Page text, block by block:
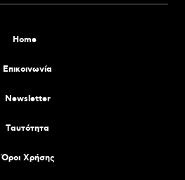
Home
Επικοινωνία
Newsletter
Tαυτότητα
Όροι Χρήσης